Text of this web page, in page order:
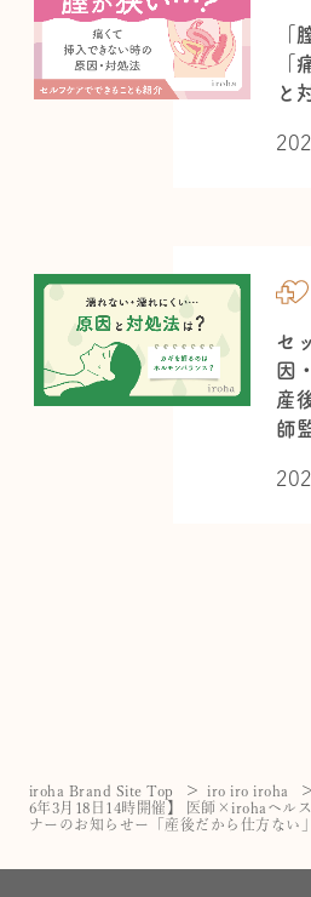
「
「
と
セ
因
産
師
iroha Brand Site Top iro iro iroha
6年3月18日14時開催】 医師×irohaヘル
ナーのお知らせー「産後だから仕方ない